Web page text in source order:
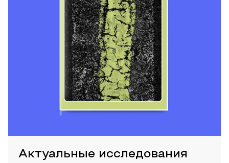
Актуальные исследования